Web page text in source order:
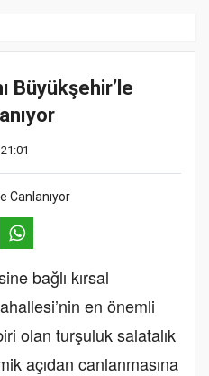
Büyükşehir’le
bağlı kırsal
en önemli
olan turşuluk salatalık
açıdan canlanmasına